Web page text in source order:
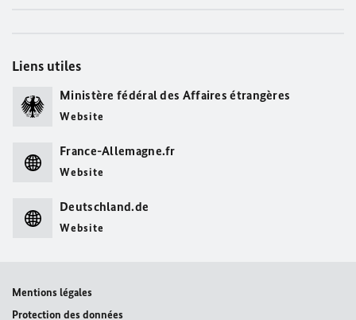
Liens utiles
Ministère fédéral des Affaires étrangères
Website
France-Allemagne.fr
Website
Deutschland.de
Website
Mentions légales
Protection des données